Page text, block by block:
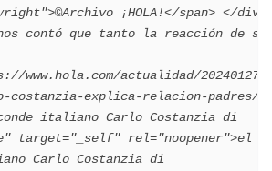
¡HOLA!</span> </div>
contó que tanto la reacción de su
www.hola.com/actualidad/202401272
costanzia-explica-relacion-padres/"
italiano Carlo Costanzia di
target="_self" rel="noopener">el
Carlo Costanzia di